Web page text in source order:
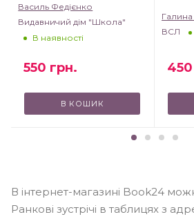
Василь Федієнко
Видавничий дім "Школа"
В наявності
550 грн.
В КОШИК
ВСЛ
450
В інтернет-магазині Book24
Ранкові зустрічі в таблицях з